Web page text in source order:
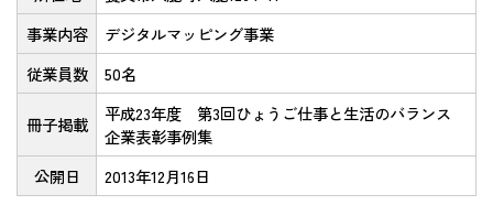
事業内容
デジタルマッピング事業
従業員数
50名
冊子掲載
平成23年度 第3回ひょうご仕事と生活のバランス
企業表彰事例集
公開日
2013年12月16日